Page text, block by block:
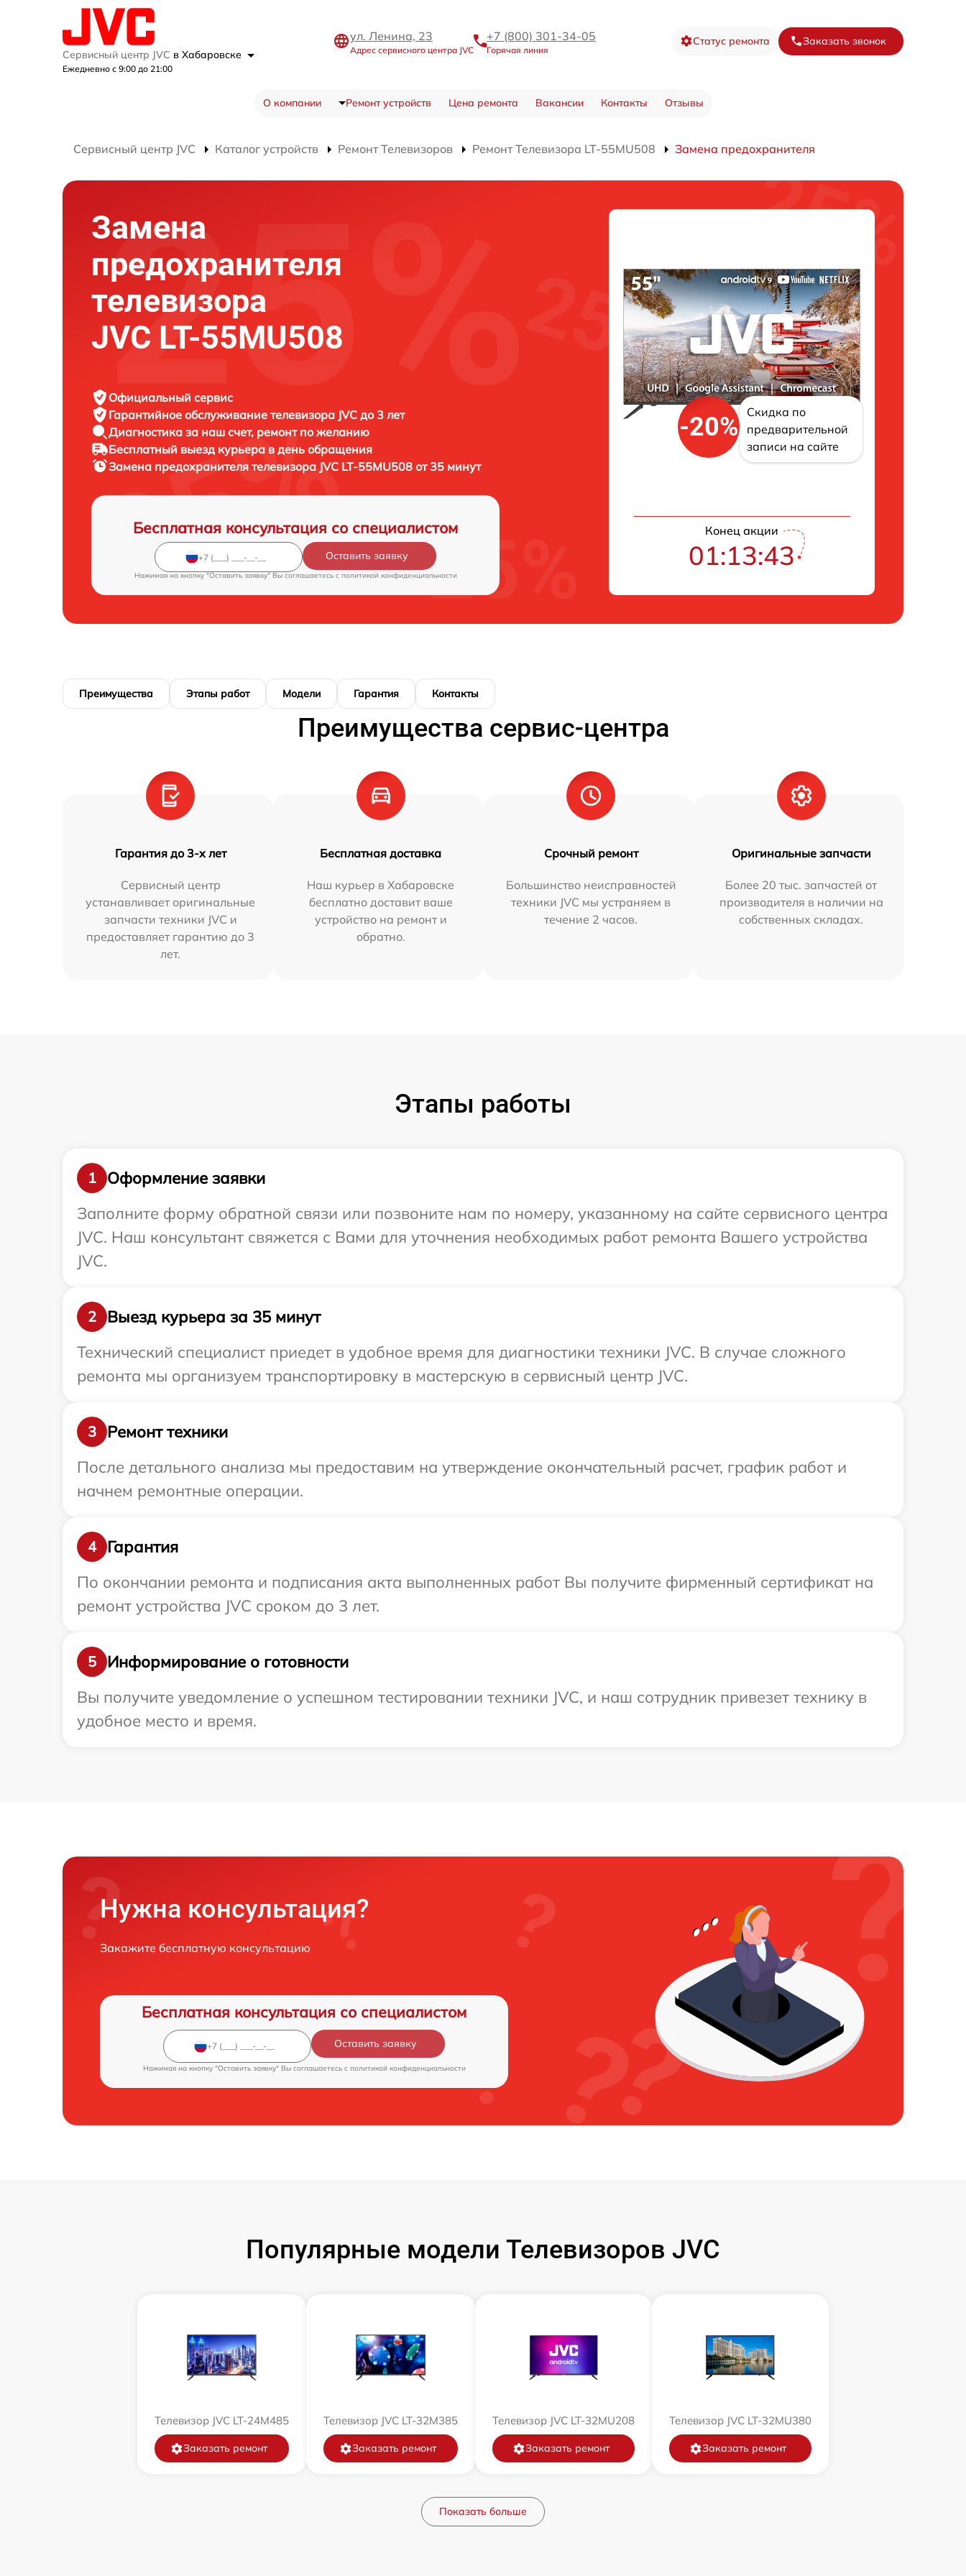
Сервисный центр JVC в Хабаровске
Ежедневно с 9:00 до 21:00
ул. Ленина, 23
Адрес сервисного центра JVC
+7 (800) 301-34-05
Горячая линия
Статус ремонта Заказать звонок
О компании Ремонт устройств Цена ремонта Вакансии Контакты Отзывы
Сервисный центр JVC Каталог устройств Ремонт Телевизоров Ремонт Телевизора LT-55MU508 Замена предохранителя
Замена
предохранителя
телевизора
JVC LT-55MU508
Официальный сервис
Гарантийное обслуживание телевизора JVC до 3 лет
Диагностика за наш счет, ремонт по желанию
Бесплатный выезд курьера в день обращения
Замена предохранителя телевизора JVC LT-55MU508 от 35 минут
Бесплатная консультация со специалистом
Оставить заявку
Нажимая на кнопку "Оставить заявку" Вы соглашаетесь c политикой конфиденциальности
-20%
Скидка по
предварительной
записи на сайте
Конец акции
01:13:42
Преимущества Этапы работ Модели Гарантия Контакты
Преимущества сервис-центра
Гарантия до 3-х лет
Сервисный центр
устанавливает оригинальные
запчасти техники JVC и
предоставляет гарантию до 3
лет.
Бесплатная доставка
Наш курьер в Хабаровске
бесплатно доставит ваше
устройство на ремонт и
обратно.
Срочный ремонт
Большинство неисправностей
техники JVC мы устраняем в
течение 2 часов.
Оригинальные запчасти
Более 20 тыс. запчастей от
производителя в наличии на
собственных складах.
Этапы работы
1
Оформление заявки
Заполните форму обратной связи или позвоните нам по номеру, указанному на сайте сервисного центра
JVC. Наш консультант свяжется с Вами для уточнения необходимых работ ремонта Вашего устройства
JVC.
2
Выезд курьера за 35 минут
Технический специалист приедет в удобное время для диагностики техники JVC. В случае сложного
ремонта мы организуем транспортировку в мастерскую в сервисный центр JVC.
3
Ремонт техники
После детального анализа мы предоставим на утверждение окончательный расчет, график работ и
начнем ремонтные операции.
4
Гарантия
По окончании ремонта и подписания акта выполненных работ Вы получите фирменный сертификат на
ремонт устройства JVC сроком до 3 лет.
5
Информирование о готовности
Вы получите уведомление о успешном тестировании техники JVC, и наш сотрудник привезет технику в
удобное место и время.
Нужна консультация?
Закажите бесплатную консультацию
Бесплатная консультация со специалистом
Оставить заявку
Нажимая на кнопку "Оставить заявку" Вы соглашаетесь c политикой конфиденциальности
Популярные модели Телевизоров JVC
Телевизор JVC LT-24M485
Заказать ремонт
Телевизор JVC LT-32M385
Заказать ремонт
Телевизор JVC LT-32MU208
Заказать ремонт
Телевизор JVC LT-32MU380
Заказать ремонт
Показать больше